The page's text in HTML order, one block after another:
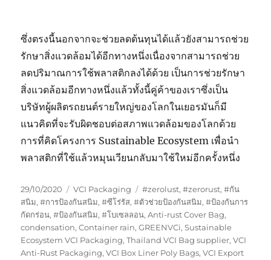
ซึ่งตรงนี้นอกจากจะช่วยลดต้นทุนได้แล้วยังสามารถช่วย
รักษาสิ่งแวดล้อมได้อีกทางหนึ่งเนื่องจากสามารถช่วย
ลดปริมาณการใช้พลาสติกลงได้ด้วย เป็นการช่วยรักษา
สิ่งแวดล้อมอีกทางหนึ่งแล้วทั้งนี้คู่ค้าของเราซึ่งเป็น
บริษัทผู้ผลิตรถยนต์รายใหญ่ของโลกในเยอรมันก็มี
แนวคิดที่จะรับผิดชอบต่อสภาพแวดล้อมของโลกด้วย
การที่คิดโครงการ Sustainable Ecosystem เพื่อนำ
พลาสติกที่ใช้แล้วหมุนเวียนกลับมาใช้ใหม่อีกครั้งหนึ่ง
Posted
on
29/10/2020 Categories
VCI Packaging Tags
#zerolust,#zerorust,#กัน
สนิม,#การป้องกันสนิม,#ซีโร่รัส,#ตัวช่วยป้องกันสนิม,#ป้องกันการ
กัดกร่อน,#ป้องกันสนิม,#โบเซลลอน,Anti-rust Cover Bag,
condensation,Container rain,GREENVCi,Sustainable
Ecosystem VCI Packaging,Thailand VCI Bag supplier,VCI
Anti-Rust Packaging,VCI Box Liner Poly Bags,VCI Export